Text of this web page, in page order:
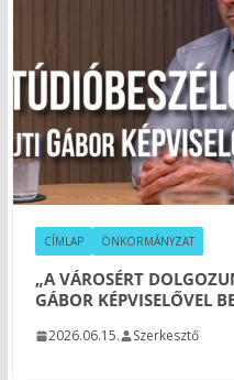
CÍMLAP ÖNKORMÁNYZAT
„A VÁROSÉRT
GÁBOR KÉPVISELŐVEL
2026.06.15. Szerkesztő